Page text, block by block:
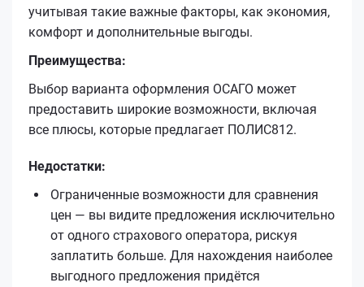
учитывая такие важные факторы, как экономия,
комфорт и дополнительные выгоды.
Преимущества:
Выбор варианта оформления ОСАГО может
предоставить широкие возможности, включая
все плюсы, которые предлагает ПОЛИС812.
Недостатки:
Ограниченные возможности для сравнения
цен — вы видите предложения исключительно
от одного страхового оператора, рискуя
заплатить больше. Для нахождения наиболее
выгодного предложения придётся